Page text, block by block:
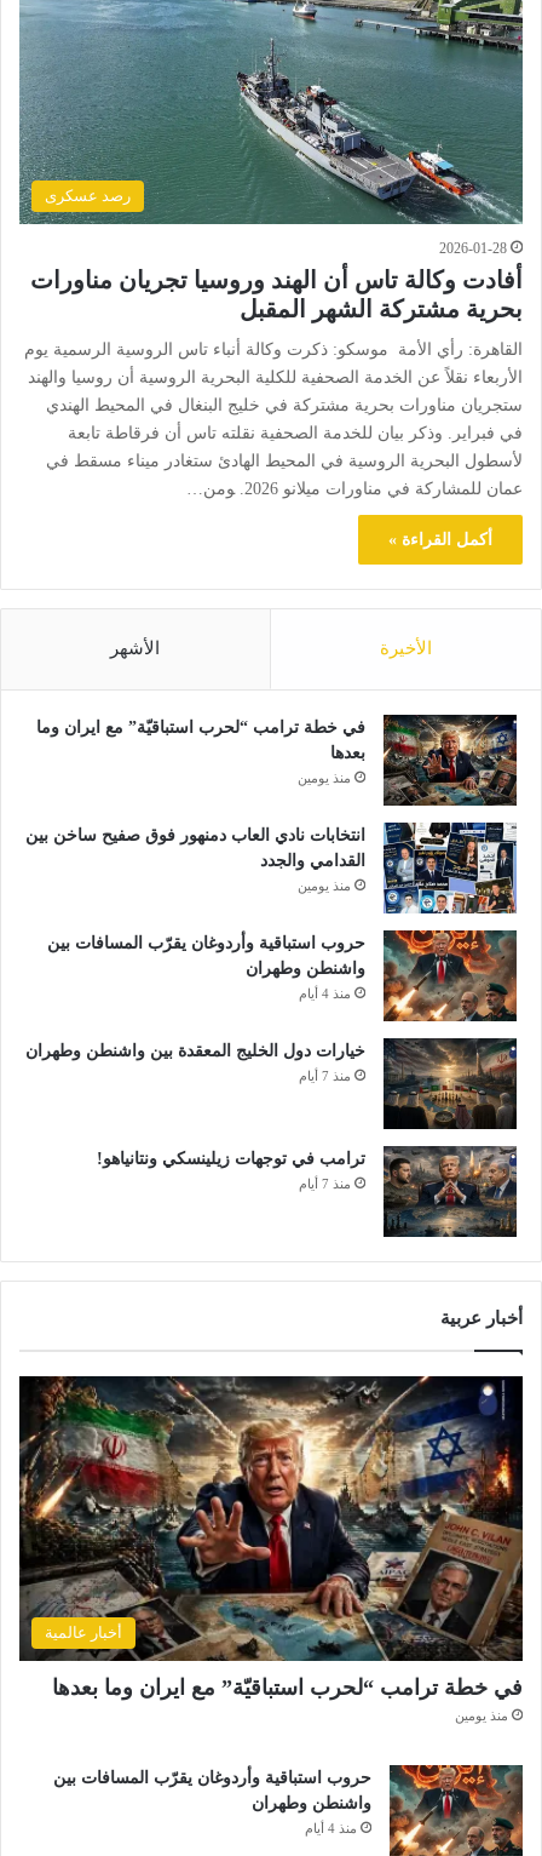
رصد عسكرى
2026-01-28
أفادت وكالة تاس أن الهند وروسيا تجريان مناورات
بحرية مشتركة الشهر المقبل
القاهرة: رأي الأمة موسكو: ذكرت وكالة أنباء تاس الروسية الرسمية يوم
الأربعاء نقلاً عن الخدمة الصحفية للكلية البحرية الروسية أن روسيا والهند
ستجريان مناورات بحرية مشتركة في خليج البنغال في المحيط الهندي
في فبراير. وذكر بيان للخدمة الصحفية نقلته تاس أن فرقاطة تابعة
لأسطول البحرية الروسية في المحيط الهادئ ستغادر ميناء مسقط في
عمان للمشاركة في مناورات ميلانو 2026. ‍ومن…
أكمل القراءة »
الأخيرة الأشهر
في خطة ترامب “لحرب استباقيّة” مع ايران وما
بعدها
منذ يومين
انتخابات نادي العاب دمنهور فوق صفيح ساخن بين
القدامي والجدد
منذ يومين
حروب استباقية وأردوغان يقرّب المسافات بين
واشنطن وطهران
منذ 4 أيام
خيارات دول الخليج المعقدة بين واشنطن وطهران
منذ 7 أيام
ترامب في توجهات زيلينسكي ونتانياهو!
منذ 7 أيام
أخبار عربية
أخبار عالمية
في خطة ترامب “لحرب استباقيّة” مع ايران وما بعدها
منذ يومين
حروب استباقية وأردوغان يقرّب المسافات بين
واشنطن وطهران
منذ 4 أيام